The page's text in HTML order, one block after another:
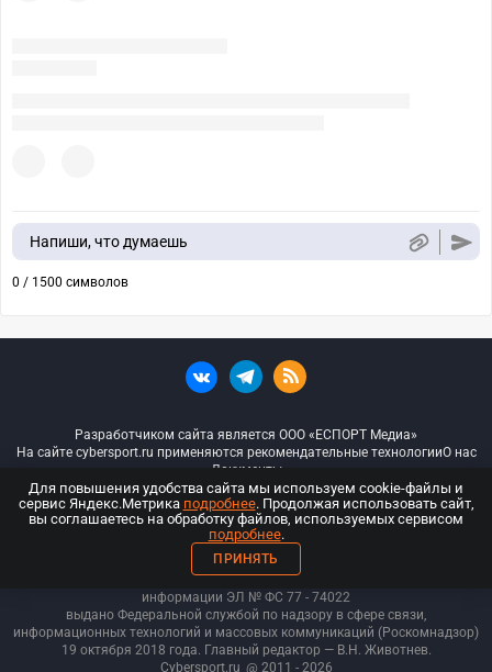
Напиши, что думаешь
0 / 1500 символов
Разработчиком сайта является ООО «ЕСПОРТ Медиа»
На сайте cybersport.ru применяются рекомендательные технологииО нас
Документы
© ООО «Киберспорт.ру» — Все права защищены
18+
ООО «Киберспорт.ру». Свидетельство о регистрации средств массовой
информации ЭЛ № ФС 77 - 74022
выдано Федеральной службой по надзору в сфере связи,
информационных технологий и массовых коммуникаций (Роскомнадзор)
19 октября 2018 года. Главный редактор — В.Н. Животнев.
Cybersport.ru @ 2011 - 2026
Для повышения удобства сайта мы используем cookie-файлы и
сервис Яндекс.Метрика подробнее. Продолжая использовать сайт,
вы соглашаетесь на обработку файлов, используемых сервисом
подробнее.
ПРИНЯТЬ